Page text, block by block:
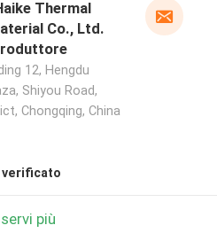
Thermal
Co., Ltd.
12, Hengdu
Shiyou Road,
Chongqing, China
più